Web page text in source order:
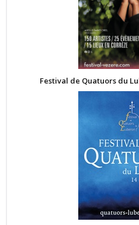
Festival de Quatuors du